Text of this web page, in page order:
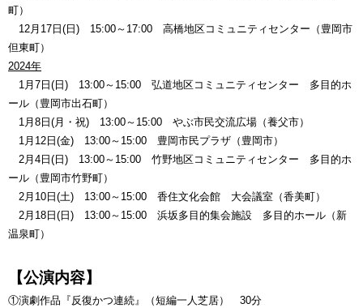
町）
12月17日(日) 15:00～17:00 高橋地区コミュニティセンター（豊岡市
但東町）
2024年
1月7日(日) 13:00～15:00 弘道地区コミュニティセンター 多目的ホ
ール（豊岡市出石町）
1月8日(月・祝) 13:00～15:00 やぶ市民交流広場（養父市）
1月12日(金) 13:00～15:00 豊岡市民プラザ（豊岡市）
2月4日(日) 13:00～15:00 竹野地区コミュニティセンター 多目的ホ
ール（豊岡市竹野町）
2月10日(土) 13:00～15:00 香住文化会館 大会議室（香美町）
2月18日(日) 13:00～15:00 浜坂多目的集会施設 多目的ホール（新
温泉町）
【公演内容】
①演劇作品『反復かつ連続』（短編一人芝居） 30分